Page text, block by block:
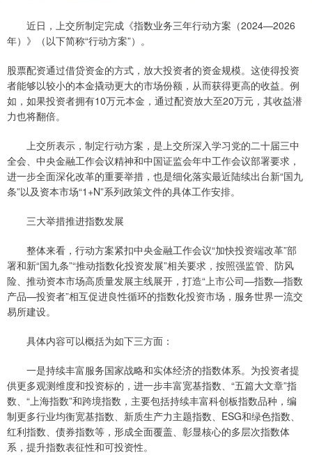
近日，上交所制定完成《指数业务三年行动方案（2024—2026
年）》（以下简称“行动方案”）。
股票配资通过借贷资金的方式，放大投资者的资金规模。这使得投资
者能够以较小的本金撬动更大的市场份额，从而获得更高的收益。例
如，如果投资者拥有10万元本金，通过配资放大至20万元，其收益潜
力也将翻倍。
上交所表示，制定行动方案，是上交所深入学习党的二十届三中
全会、中央金融工作会议精神和中国证监会年中工作会议部署要求，
进一步全面深化改革的重要举措，也是细化落实最近陆续出台新“国九
条”以及资本市场“1+N”系列政策文件的具体工作安排。
三大举措推进指数发展
整体来看，行动方案紧扣中央金融工作会议“加快投资端改革”部
署和新“国九条”“推动指数化投资发展”相关要求，按照强监管、防风
险、推动资本市场高质量发展主线展开，打造“上市公司—指数—指数
产品—投资者”相互促进良性循环的指数化投资市场，服务世界一流交
易所建设。
具体内容可以概括为如下三方面：
一是持续丰富服务国家战略和实体经济的指数体系。为投资者提
供更多观测维度和投资标的，进一步丰富宽基指数、“五篇大文章”指
数、“上海指数”和跨境指数，主要包括持续丰富科创板指数品种，编
制更多行业均衡宽基指数、新质生产力主题指数、ESG和绿色指数、
红利指数、债券指数等，形成全面覆盖、彰显核心的多层次指数体
系，提升指数表征性和可投资性。